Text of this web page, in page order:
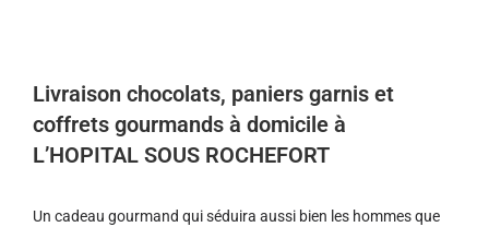
Livraison chocolats, paniers garnis et
coffrets gourmands à domicile à
L’HOPITAL SOUS ROCHEFORT
Un cadeau gourmand qui séduira aussi bien les hommes que